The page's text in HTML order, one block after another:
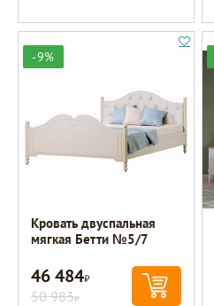
-9%
Кровать двуспальная
мягкая Бетти №5/7
46 484Р
50 983Р